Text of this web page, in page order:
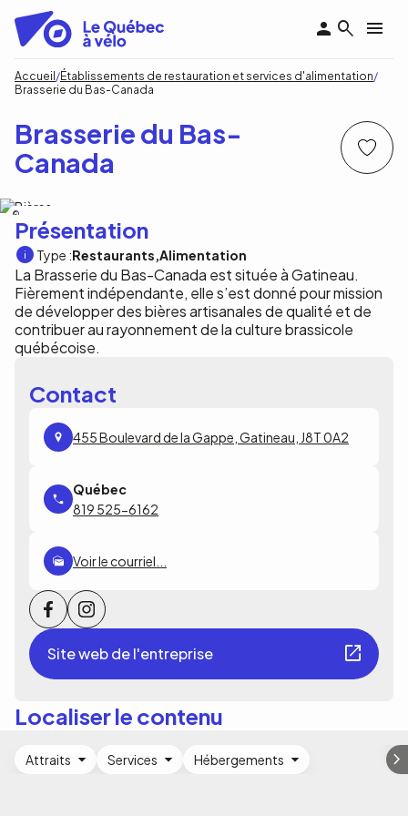
contenu
principal
Fil
Accueil
Établissements de restauration et services d'alimentation
Brasserie du Bas-Canada
Brasserie du Bas-
Canada
Présentation
Type :Restaurants Alimentation
La Brasserie du Bas-Canada est située à Gatineau.
Fièrement indépendante, elle s’est donné pour mission
de développer des bières artisanales de qualité et de
contribuer au rayonnement de la culture brassicole
québécoise.
Contact
455 Boulevard de la Gappe, Gatineau, J8T 0A2
819 525-6162
Voir le courriel...
Site web de l'entreprise
Localiser le contenu
Attraits Services Hébergements